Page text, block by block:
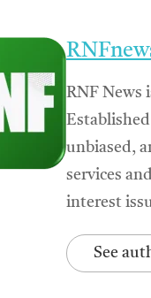
RNF News
unbiased,
services
interest
See